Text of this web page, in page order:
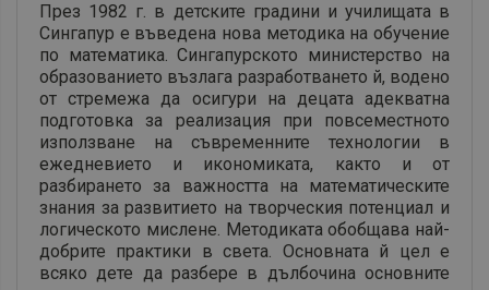
През 1982 г. в детските градини и училищата в
Сингапур е въведена нова методика на обучение
по математика. Сингапурското министерство на
образованието възлага разработването й, водено
от стремежа да осигури на децата адекватна
подготовка за реализация при повсеместното
използване на съвременните технологии в
ежедневието и икономиката, както и от
разбирането за важността на математическите
знания за развитието на творческия потенциал и
логическото мислене. Методиката обобщава най-
добрите практики в света. Основната й цел е
всяко дете да разбере в дълбочина основните